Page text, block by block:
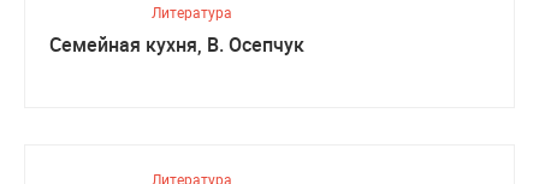
Литература
Семейная кухня, В. Осепчук
Литература